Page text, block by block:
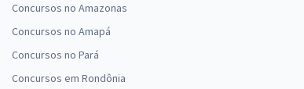
Concursos no Amazonas
Concursos no Amapá
Concursos no Pará
Concursos em Rondônia